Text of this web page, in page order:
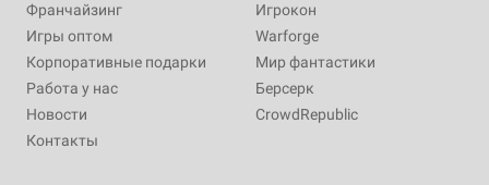
Франчайзинг
Игры оптом
Корпоративные подарки
Работа у нас
Новости
Контакты
Игрокон
Warforge
Мир фантастики
Берсерк
CrowdRepublic